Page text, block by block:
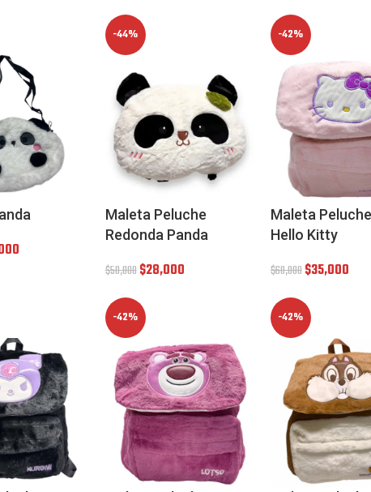
-44%
Maleta Peluche
Redonda Panda
$50,000$28,000
-42%
Maleta
Hello Kitty
$60,000$35,000
-42% -42%